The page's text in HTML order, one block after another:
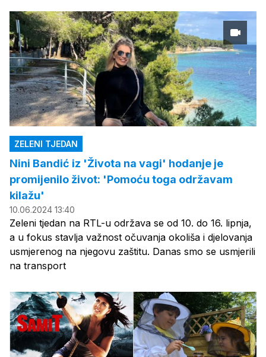
ZELENI TJEDAN
Nini Bandić iz 'Života na vagi' hodanje je
promijenilo život: 'Pomoću toga održavam
kilažu'
10.06.2024 13:40
Zeleni tjedan na RTL-u održava se od 10. do 16. lipnja,
a u fokus stavlja važnost očuvanja okoliša i djelovanja
usmjerenog na njegovu zaštitu. Danas smo se usmjerili
na transport